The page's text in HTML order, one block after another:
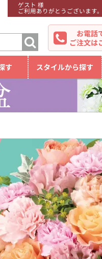
ゲスト 様
ご利用ありがとうございます。
お電話
ご注文は
す スタイルから探す